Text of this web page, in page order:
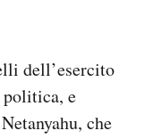
dell’esercito
politica, e
che